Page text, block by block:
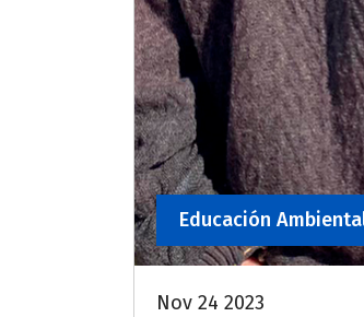
Educación
Nov 24 2023